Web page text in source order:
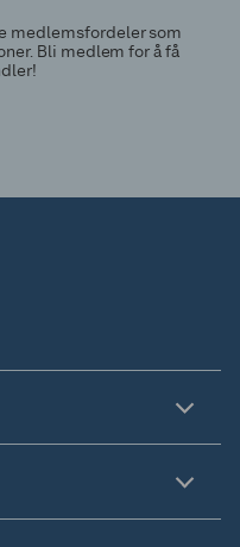
medlemsfordeler som
Bli medlem for å få